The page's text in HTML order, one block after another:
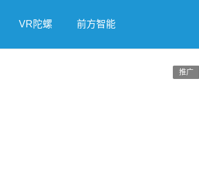
VR陀螺 前方智能
推广